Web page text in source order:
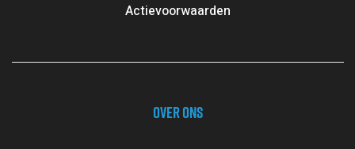
Actievoorwaarden
OVER ONS